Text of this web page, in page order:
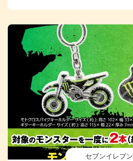
セブンイレブン